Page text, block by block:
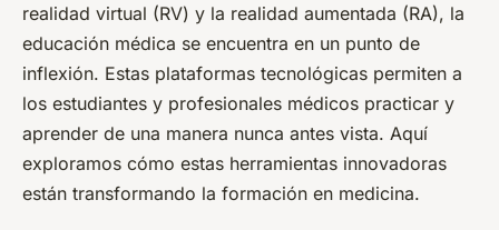
realidad virtual (RV) y la realidad aumentada (RA), la
educación médica se encuentra en un punto de
inflexión. Estas plataformas tecnológicas permiten a
los estudiantes y profesionales médicos practicar y
aprender de una manera nunca antes vista. Aquí
exploramos cómo estas herramientas innovadoras
están transformando la formación en medicina.